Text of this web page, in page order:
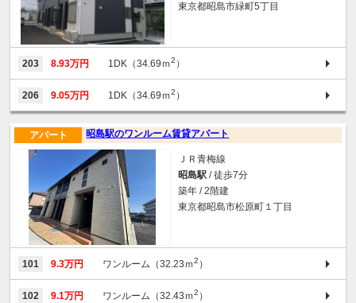
東京都昭島市緑町5丁目
203 8.93万円 1DK（34.69ｍ2 ）
206 9.05万円 1DK（34.69ｍ2 ）
昭島駅のワンルーム賃貸アパート
アパート
ＪＲ青梅線
昭島駅 / 徒歩7分
築年 / 2階建
東京都昭島市松原町１丁目
101 9.3万円 ワンルーム（32.23ｍ2 ）
102 9.1万円 ワンルーム（32.43ｍ2 ）